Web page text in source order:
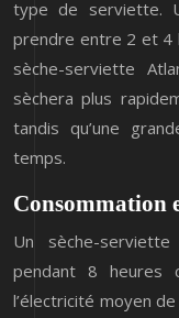
type de serviette.
prendre entre 2 et 4
sèche-serviette
sèchera plus
tandis qu’une
temps.
Consommation
Un sèche-
pendant 8 heures
l’électricité moyen